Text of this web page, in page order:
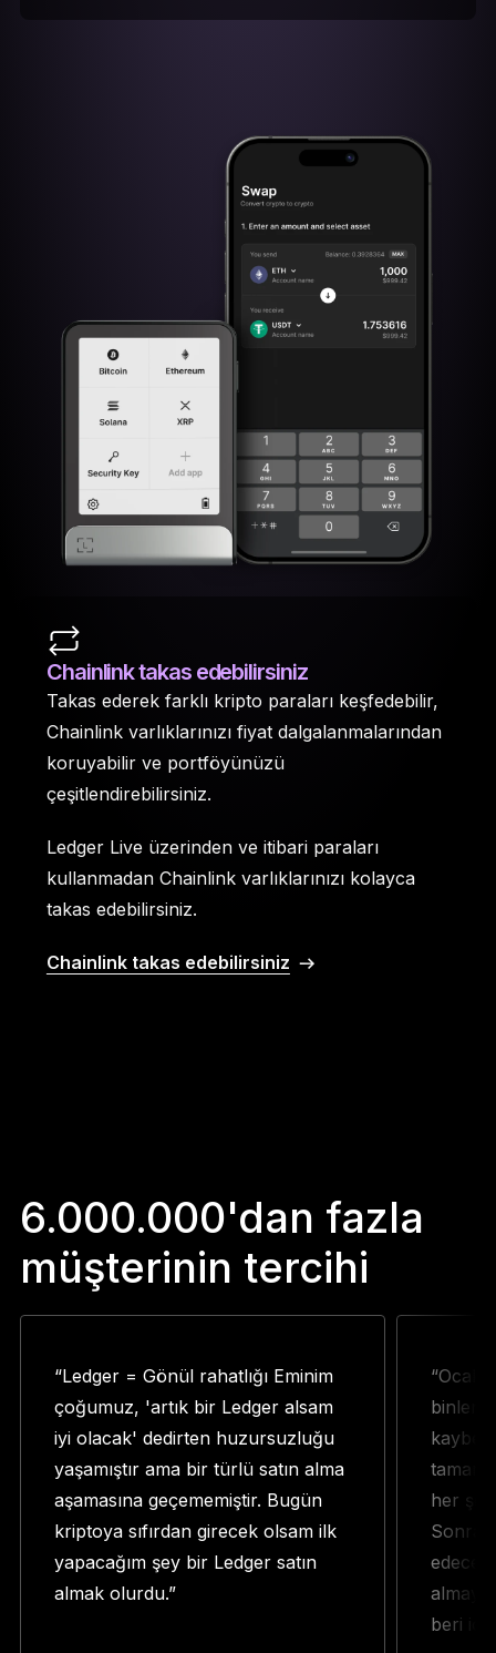
Chainlink takas edebilirsiniz
Takas ederek farklı kripto paraları keşfedebilir,
Chainlink varlıklarınızı fiyat dalgalanmalarından
koruyabilir ve portföyünüzü
çeşitlendirebilirsiniz.
Ledger Live üzerinden ve itibari paraları
kullanmadan Chainlink varlıklarınızı kolayca
takas edebilirsiniz.
Chainlink takas edebilirsiniz
6.000.000'dan fazla
müşterinin tercihi
“Ledger = Gönül rahatlığı Eminim
çoğumuz, 'artık bir Ledger alsam
iyi olacak' dedirten huzursuzluğu
yaşamıştır ama bir türlü satın alma
aşamasına geçememiştir. Bugün
kriptoya sıfırdan girecek olsam ilk
yapacağım şey bir Ledger satın
almak olurdu.”
“Ocak
her
Sonra
beri